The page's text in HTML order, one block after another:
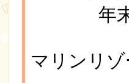
年
マリンリ